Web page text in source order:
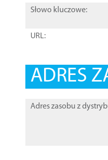
Słowo kluczowe:
URL:
ADRES
Adres zasobu z